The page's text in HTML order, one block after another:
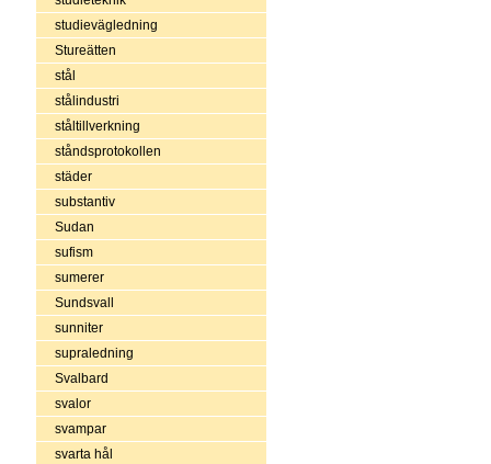
studievägledning
Stureätten
stål
stålindustri
ståltillverkning
ståndsprotokollen
städer
substantiv
Sudan
sufism
sumerer
Sundsvall
sunniter
supraledning
Svalbard
svalor
svampar
svarta hål